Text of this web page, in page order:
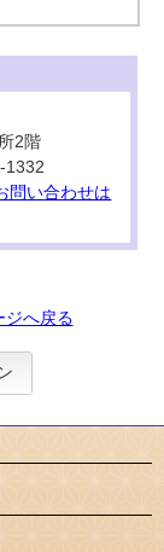
2階
1332
問い合わせは
ジへ戻る